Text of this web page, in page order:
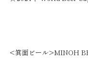
<箕面ビール>MINOH